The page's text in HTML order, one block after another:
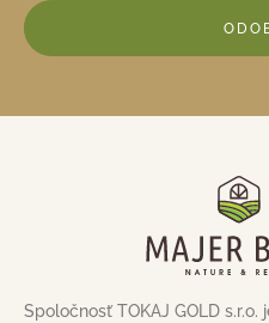
Spoločnosť TOKAJ GOLD